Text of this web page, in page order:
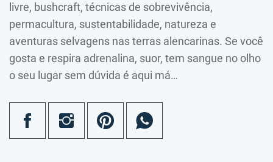
livre, bushcraft, técnicas de sobrevivência,
permacultura, sustentabilidade, natureza e
aventuras selvagens nas terras alencarinas. Se você
gosta e respira adrenalina, suor, tem sangue no olho
o seu lugar sem dúvida é aqui má…